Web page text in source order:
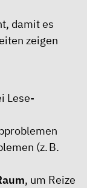
damit es
zeigen
Lese-
(z. B.
, um Reize